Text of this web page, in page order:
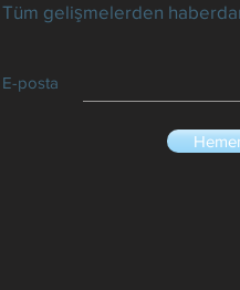
Tüm gelişmelerden
E-posta